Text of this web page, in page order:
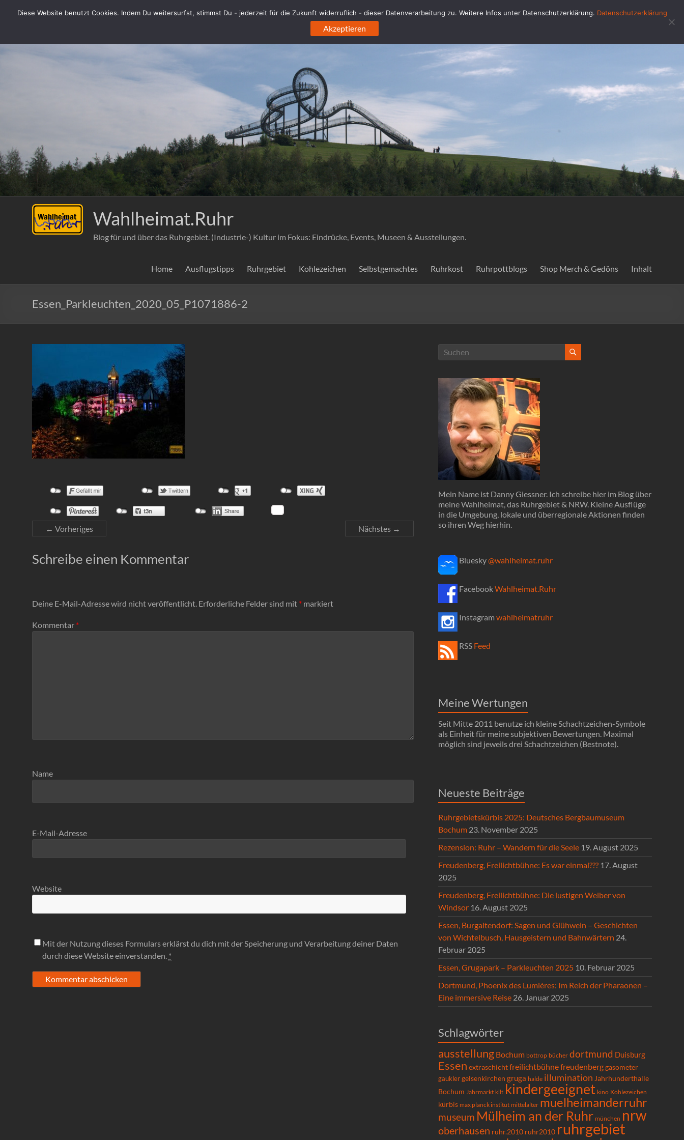
Inhalt
Wahlheimat.Ruhr
Blog für und über das Ruhrgebiet. (Industrie-) Kultur im Fokus: Eindrücke, Events, Museen & Ausstellungen.
Home Ausflugstipps Ruhrgebiet Kohlezeichen Selbstgemachtes Ruhrkost Ruhrpottblogs Shop Merch & Gedöns Inhalt
Essen_Parkleuchten_2020_05_P1071886-2
← Vorheriges Nächstes →
Schreibe einen Kommentar
Deine E-Mail-Adresse wird nicht veröffentlicht. Erforderliche Felder sind mit * markiert
Kommentar *
Name
E-Mail-Adresse
Website
Mit der Nutzung dieses Formulars erklärst du dich mit der Speicherung und Verarbeitung deiner Daten
durch diese Website einverstanden. *
Mein Name ist Danny Giessner. Ich schreibe hier im Blog über
meine Wahlheimat, das Ruhrgebiet & NRW. Kleine Ausflüge
in die Umgebung, lokale und überregionale Aktionen finden
so ihren Weg hierhin.
Bluesky@wahlheimat.ruhr
FacebookWahlheimat.Ruhr
Instagram wahlheimatruhr
RSS Feed
Meine Wertungen
Seit Mitte 2011 benutze ich kleine Schachtzeichen-Symbole
als Einheit für meine subjektiven Bewertungen. Maximal
möglich sind jeweils drei Schachtzeichen (Bestnote).
Neueste Beiträge
Ruhrgebietskürbis 2025: Deutsches Bergbaumuseum
Bochum 23. November 2025
Rezension: Ruhr – Wandern für die Seele 19. August 2025
Freudenberg, Freilichtbühne: Es war einmal??? 17. August
2025
Freudenberg, Freilichtbühne: Die lustigen Weiber von
Windsor 16. August 2025
Essen, Burgaltendorf: Sagen und Glühwein – Geschichten
von Wichtelbusch, Hausgeistern und Bahnwärtern 24.
Februar 2025
Essen, Grugapark – Parkleuchten 2025 10. Februar 2025
Dortmund, Phoenix des Lumières: Im Reich der Pharaonen –
Eine immersive Reise 26. Januar 2025
Schlagwörter
ausstellung Bochum bottrop bücher dortmund Duisburg
Essen extraschichtfreilichtbühnefreudenberggasometer
gauklergelsenkirchen gruga halde illumination Jahrhunderthalle
Bochum Jahrmarkt kilt kindergeeignet kino Kohlezeichen
kürbis max planck institut mittelalter muelheimanderruhr
museum Mülheim an der Ruhr münchen nrw
oberhausen ruhr.2010 ruhr2010 ruhrgebiet
Diese Website benutzt Cookies. Indem Du weitersurfst, stimmst Du - jederzeit für die Zukunft widerruflich - dieser Datenverarbeitung zu. Weitere Infos unter Datenschutzerklärung. Datenschutzerklärung
Akzeptieren